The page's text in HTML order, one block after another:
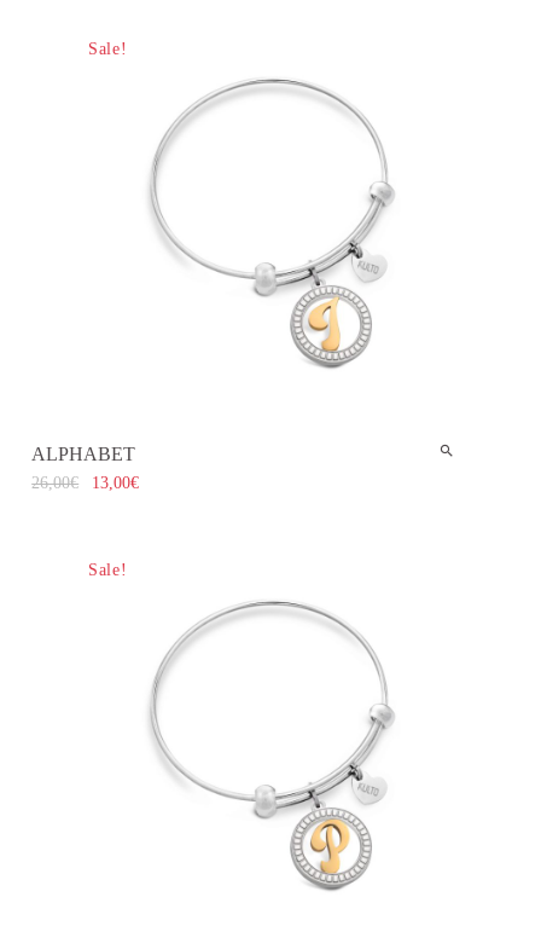
Sale!
ALPHABET
26,00€ 13,00€
Sale!